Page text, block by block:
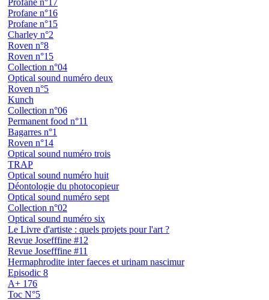
Profane n°17
Profane n°16
Profane n°15
Charley n°2
Roven n°8
Roven n°15
Collection n°04
Optical sound numéro deux
Roven n°5
Kunch
Collection n°06
Permanent food n°11
Bagarres n°1
Roven n°14
Optical sound numéro trois
TRAP
Optical sound numéro huit
Déontologie du photocopieur
Optical sound numéro sept
Collection n°02
Optical sound numéro six
Le Livre d'artiste : quels projets pour l'art ?
Revue Josefffine #12
Revue Josefffine #11
Hermaphrodite inter faeces et urinam nascimur
Episodic 8
A+ 176
Toc N°5